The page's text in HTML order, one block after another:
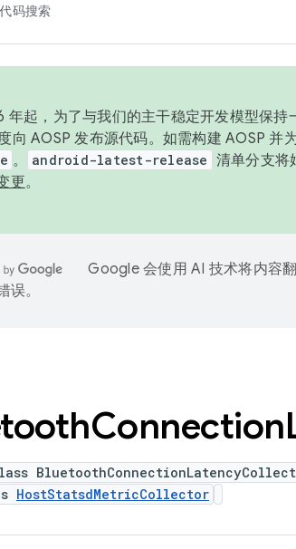
码搜索
年起，为了与我们的主干稳定开发模型保
向 AOSP 发布源代码。如需构建 AOSP 并
。 android-latest-release 清单分支将
更。
Google 会使用 AI 技术将内容
误。
Connection
HostStatsdMetricCollector